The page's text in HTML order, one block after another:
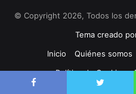
© Copyright 2026, Todos los
Tema creado
Inicio
Quiénes somos
Política de Cookies